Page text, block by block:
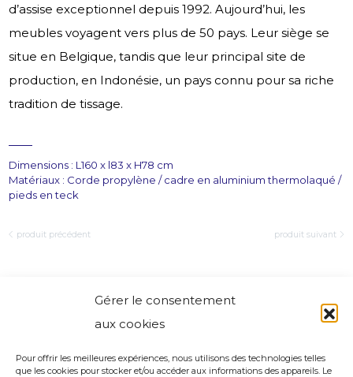
Gérer le consentement
aux cookies
Pour offrir les meilleures expériences, nous utilisons des technologies telles
que les cookies pour stocker et/ou accéder aux informations des appareils. Le
d’assise exceptionnel depuis 1992. Aujourd’hui, les
meubles voyagent vers plus de 50 pays. Leur siège se
situe en Belgique, tandis que leur principal site de
production, en Indonésie, un pays connu pour sa riche
tradition de tissage.
Dimensions : L160 x l83 x H78 cm
Matériaux : Corde propylène / cadre en aluminium thermolaqué /
pieds en teck
produit précédent produit suivant